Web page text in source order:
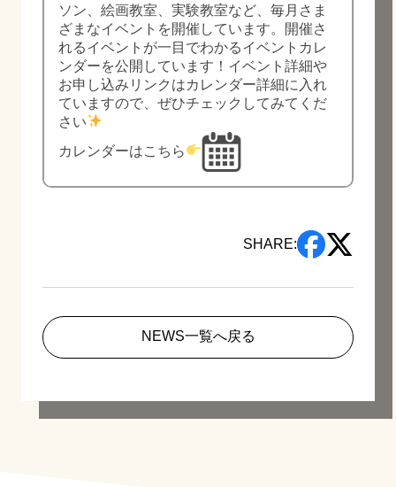
ソン、絵画教室、実験教室など、毎月さま
ざまなイベントを開催しています。開催さ
れるイベントが一目でわかるイベントカレ
ンダーを公開しています！イベント詳細や
お申し込みリンクはカレンダー詳細に入れ
ていますので、ぜひチェックしてみてくだ
さい
カレンダーはこちら
SHARE:
NEWS一覧へ戻る